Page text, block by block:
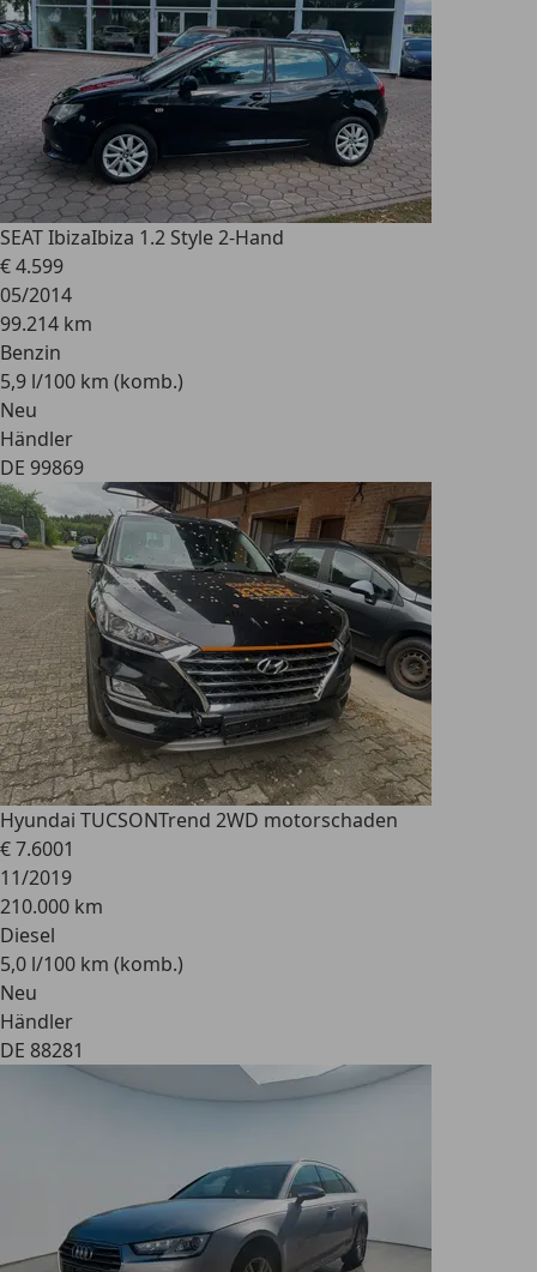
SEAT IbizaIbiza 1.2 Style 2-Hand
€ 4.599
05/2014
99.214 km
Benzin
5,9 l/100 km (komb.)
Neu
Händler
DE 99869
Hyundai TUCSONTrend 2WD motorschaden
€ 7.6001
11/2019
210.000 km
Diesel
5,0 l/100 km (komb.)
Neu
Händler
DE 88281